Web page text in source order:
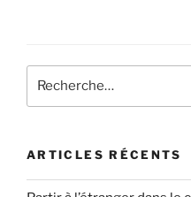
pour
ARTICLES RÉCENTS